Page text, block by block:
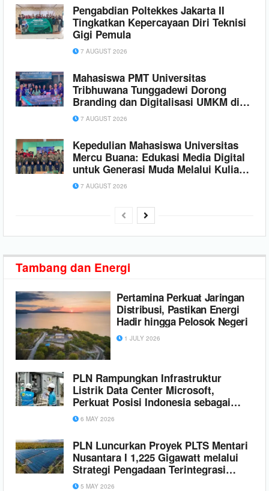
Pengabdian Poltekkes Jakarta II
Tingkatkan Kepercayaan Diri Teknisi
Gigi Pemula
7 AUGUST 2026
Mahasiswa PMT Universitas
Tribhuwana Tunggadewi Dorong
Branding dan Digitalisasi UMKM di
Dusun Gagar dan Dusun Sayang
7 AUGUST 2026
Kepedulian Mahasiswa Universitas
Mercu Buana: Edukasi Media Digital
untuk Generasi Muda Melalui Kuliah
Peduli Negeri di SMK Muhammadiyah
1 Tangerang
7 AUGUST 2026
Tambang dan Energi
Pertamina Perkuat Jaringan
Distribusi, Pastikan Energi
Hadir hingga Pelosok Negeri
1 JULY 2026
PLN Rampungkan Infrastruktur
Listrik Data Center Microsoft,
Perkuat Posisi Indonesia sebagai
Pusat Pertumbuhan Ekonomi Digital
6 MAY 2026
PLN Luncurkan Proyek PLTS Mentari
Nusantara I 1,225 Gigawatt melalui
Strategi Pengadaan Terintegrasi
GIGA ONE
5 MAY 2026